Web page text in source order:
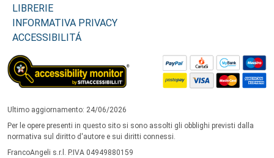
LIBRERIE
INFORMATIVA PRIVACY
ACCESSIBILITÁ
Ultimo aggiornamento: 24/06/2026
Per le opere presenti in questo sito si sono assolti gli obblighi previsti dalla
normativa sul diritto d'autore e sui diritti connessi.
FrancoAngeli s.r.l. P.IVA 04949880159